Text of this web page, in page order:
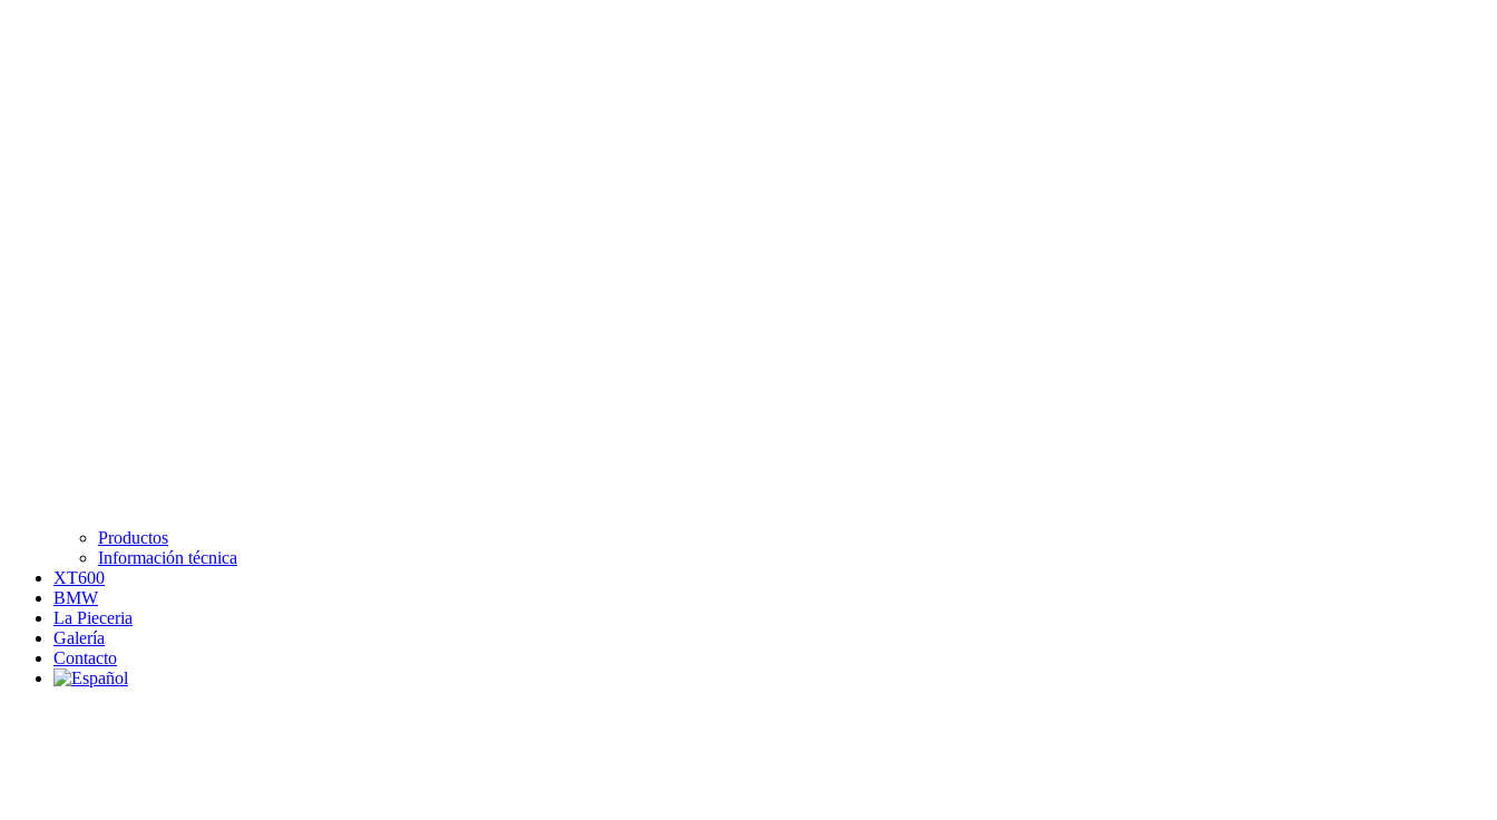
Productos
Información técnica
XT600
BMW
La Pieceria
Galería
Contacto